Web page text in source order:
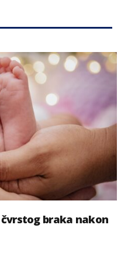
braka nakon